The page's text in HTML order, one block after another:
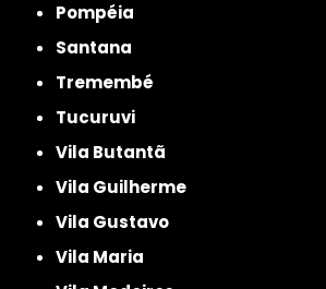
Pompéia
Santana
Tremembé
Tucuruvi
Vila Butantã
Vila Guilherme
Vila Gustavo
Vila Maria